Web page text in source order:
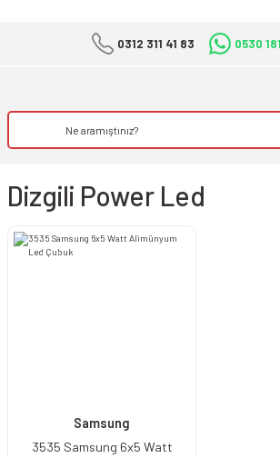
0312 311 41 83 0530
Dizgili Power Led
Samsung
3535 Samsung 6x5 Watt